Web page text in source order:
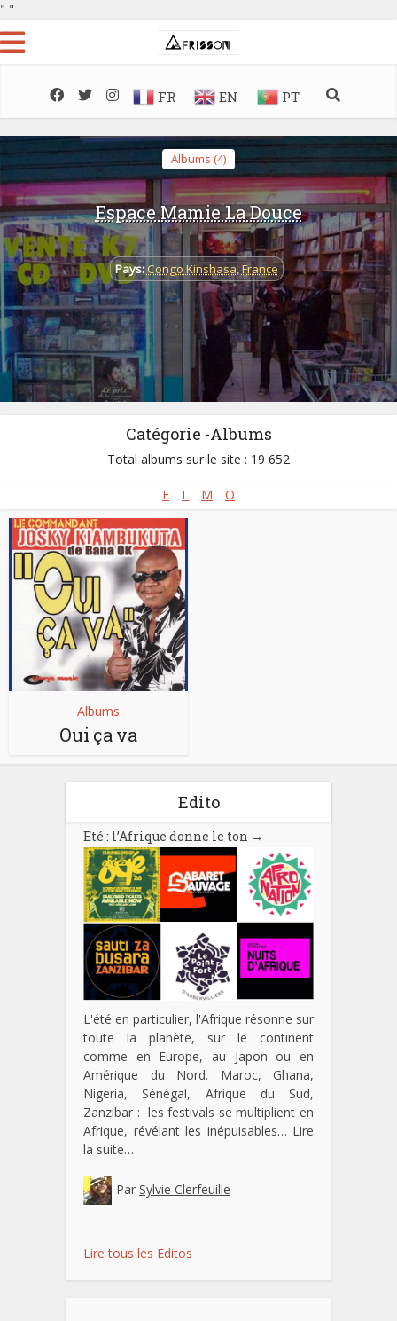
" "
FR EN PT
Albums (4)
Espace Mamie La Douce
Pays: Congo Kinshasa,France
Catégorie -Albums
Total albums sur le site : 19 652
F L M O
Albums
Oui ça va
Edito
Eté : l’Afrique donne le ton →
L'été en particulier, l'Afrique résonne sur
toute la planète, sur le continent
comme en Europe, au Japon ou en
Amérique du Nord. Maroc, Ghana,
Nigeria, Sénégal, Afrique du Sud,
Zanzibar : les festivals se multiplient en
Afrique, révélant les inépuisables… Lire
la suite…
Par Sylvie Clerfeuille
Lire tous les Editos